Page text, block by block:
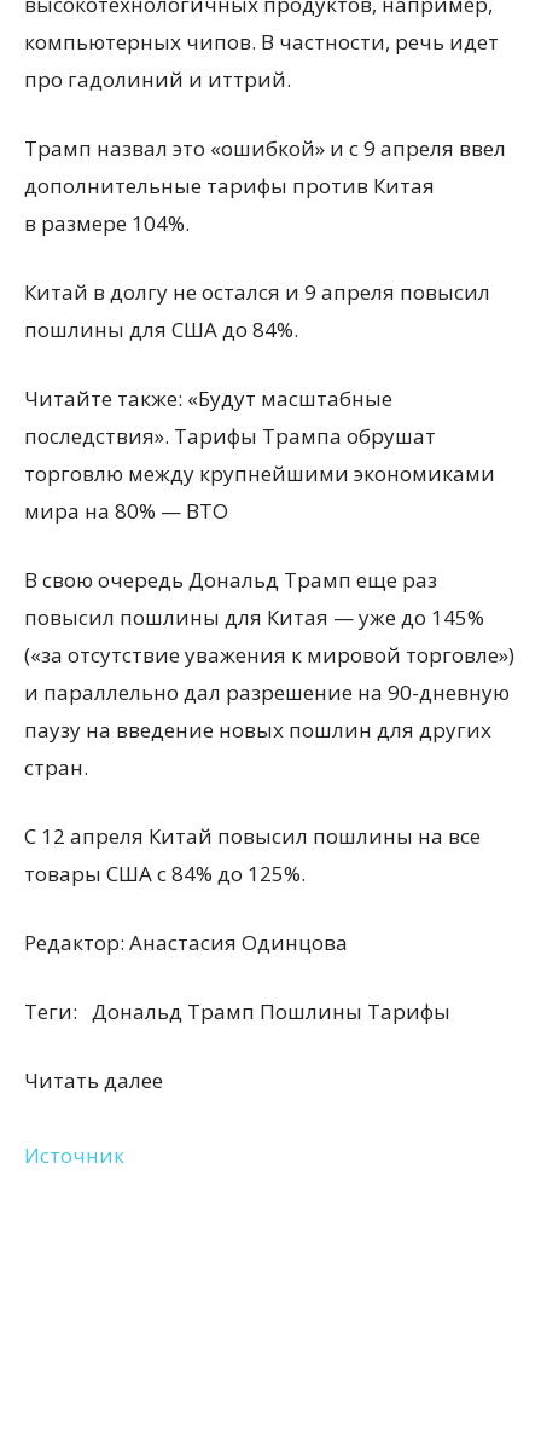
компьютерных чипов. В частности, речь идет
про гадолиний и иттрий.
Трамп назвал это «ошибкой» и с 9 апреля ввел
дополнительные тарифы против Китая
в размере 104%.
Китай в долгу не остался и 9 апреля повысил
пошлины для США до 84%.
Читайте также: «Будут масштабные
последствия». Тарифы Трампа обрушат
торговлю между крупнейшими экономиками
мира на 80% — ВТО
В свою очередь Дональд Трамп еще раз
повысил пошлины для Китая — уже до 145%
(«за отсутствие уважения к мировой торговле»)
и параллельно дал разрешение на 90-дневную
паузу на введение новых пошлин для других
стран.
С 12 апреля Китай повысил пошлины на все
товары США с 84% до 125%.
Редактор: Анастасия Одинцова
Теги: Дональд Трамп Пошлины Тарифы
Читать далее
Источник